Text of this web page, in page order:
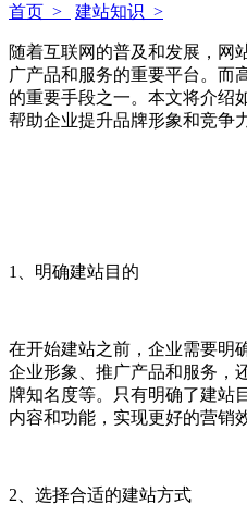
首页 >
建站知识 >
随着互联网的普及和发展，网
广产品和服务的重要平台。而
的重要手段之一。本文将介绍
帮助企业提升品牌形象和竞争
1、明确建站目的
在开始建站之前，企业需要明
企业形象、推广产品和服务，
牌知名度等。只有明确了建站
内容和功能，实现更好的营销
2、选择合适的建站方式